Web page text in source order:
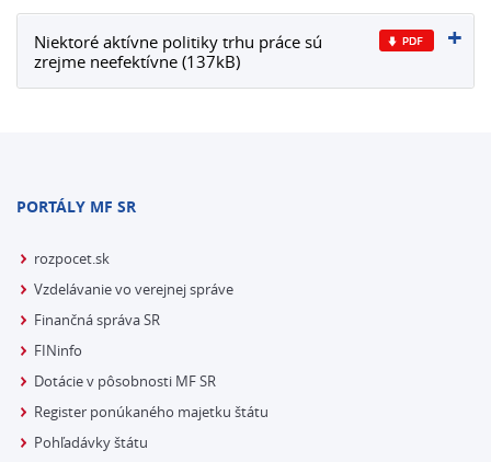
Niektoré aktívne politiky trhu práce sú
zrejme neefektívne (137kB)
PORTÁLY MF SR
rozpocet.sk
Vzdelávanie vo verejnej správe
Finančná správa SR
FINinfo
Dotácie v pôsobnosti MF SR
Register ponúkaného majetku štátu
Pohľadávky štátu